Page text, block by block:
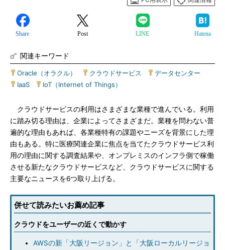
Share Post LINE Hatena
関連キーワード
Oracle（オラクル） クラウドサービス データセンター
IaaS
IoT（Internet of Things）
クラウドサービスの利用はさまざまな業種で進んでいる。利用
に踏み切る理由は、企業によってさまざまだ。業種を問わない普
遍的な理由もあれば、各業種特有の課題やニーズを背景にした理
由もある。特に医療関連企業に焦点を当てたクラウドサービス利
用の理由に関する調査結果や、オンプレミスのインフラ側で稼働
させる新たなクラウドサービスなど、クラウドサービスに関する
主要なニュースを6つ取り上げる。
併せて読みたいお薦め記事
クラウドをユーザーの近くで動かす
AWSの新「大阪リージョン」と「大阪ローカルリージョ